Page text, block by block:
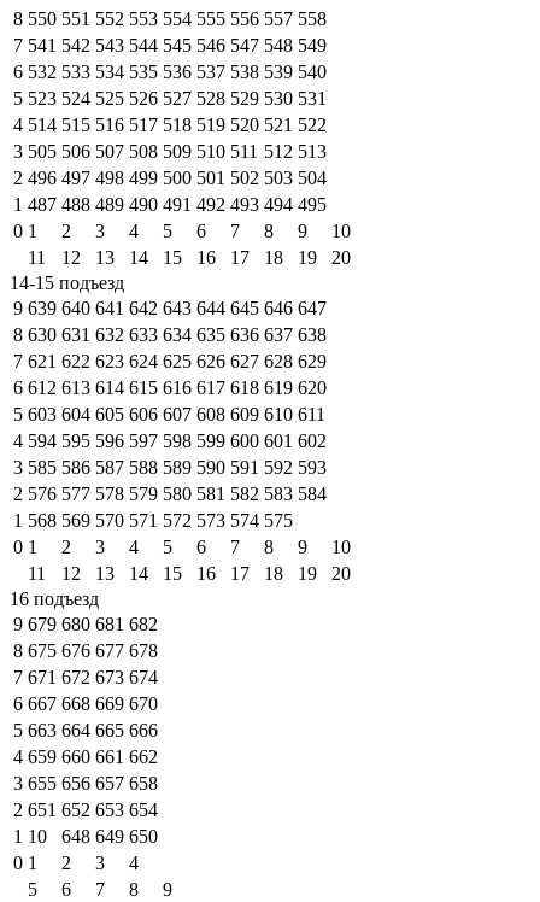
8 550 551 552 553 554 555 556 557 558
7 541 542 543 544 545 546 547 548 549
6 532 533 534 535 536 537 538 539 540
5 523 524 525 526 527 528 529 530 531
4 514 515 516 517 518 519 520 521 522
3 505 506 507 508 509 510 511 512 513
2 496 497 498 499 500 501 502 503 504
1 487 488 489 490 491 492 493 494 495
0 1 2 3 4 5 6 7 8 9
10
11
12 13 14 15 16 17 18 19
20
14-15 подъезд
9 639 640 641 642 643 644 645 646 647
8 630 631 632 633 634 635 636 637 638
7 621 622 623 624 625 626 627 628 629
6 612 613 614 615 616 617 618 619 620
5 603 604 605 606 607 608 609 610 611
4 594 595 596 597 598 599 600 601 602
3 585 586 587 588 589 590 591 592 593
2 576 577 578 579 580 581 582 583 584
1 568 569 570 571 572 573 574 575
0 1 2 3 4 5 6 7 8 9
10
11
12 13 14 15 16 17 18 19
20
16 подъезд
9 679 680 681 682
8 675 676 677 678
7 671 672 673 674
6 667 668 669 670
5 663 664 665 666
4 659 660 661 662
3 655 656 657 658
2 651 652 653 654
1 10 648 649 650
0 1 2 3
4
5
6 7 8
9